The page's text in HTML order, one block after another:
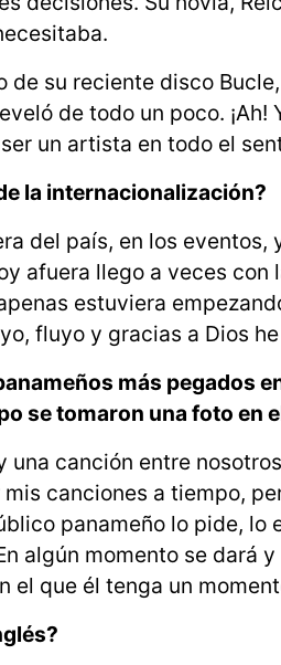
de su reciente disco
de todo un poco.
un artista en todo el
la internacionalización?
del país, en los
afuera llego a veces
estuviera
fluyo y gracias a Dios
más pegados
se tomaron una foto en
una canción entre
canciones a tiempo,
panameño lo pide,
algún momento se dará
el que él tenga un